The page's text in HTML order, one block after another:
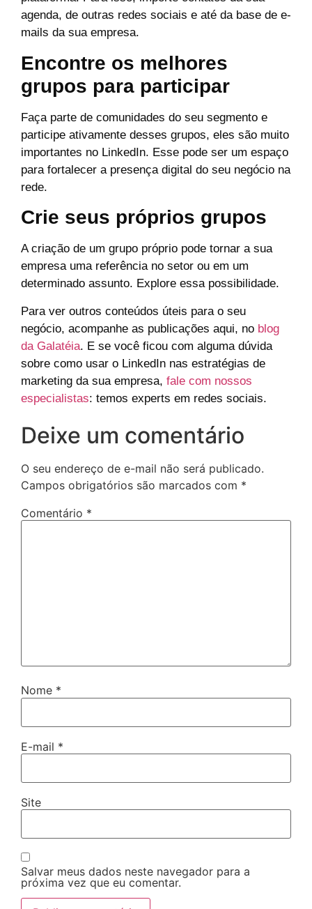
agenda, de outras redes sociais e até da base de e-
mails da sua empresa.
Encontre os melhores
grupos para participar
Faça parte de comunidades do seu segmento e
participe ativamente desses grupos, eles são muito
importantes no LinkedIn. Esse pode ser um espaço
para fortalecer a presença digital do seu negócio na
rede.
Crie seus próprios grupos
A criação de um grupo próprio pode tornar a sua
empresa uma referência no setor ou em um
determinado assunto. Explore essa possibilidade.
Para ver outros conteúdos úteis para o seu
negócio, acompanhe as publicações aqui, no blog
da Galatéia. E se você ficou com alguma dúvida
sobre como usar o LinkedIn nas estratégias de
marketing da sua empresa, fale com nossos
especialistas: temos experts em redes sociais.
Deixe um comentário
O seu endereço de e-mail não será publicado.
Campos obrigatórios são marcados com *
Comentário *
Nome *
E-mail *
Site
Salvar meus dados neste navegador para a
próxima vez que eu comentar.